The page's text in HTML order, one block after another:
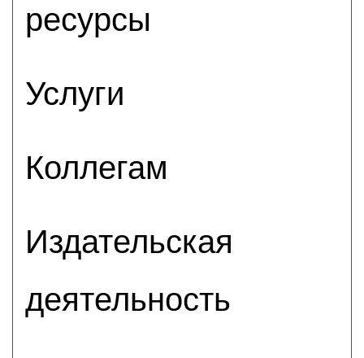
ресурсы
Услуги
Коллегам
Издательская
деятельность